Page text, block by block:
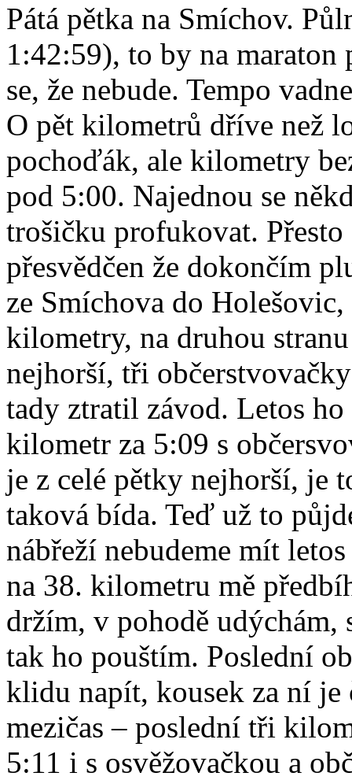
Pátá pětka na Smíchov.
1:42:59), to by na maraton
se, že nebude. Tempo
O pět kilometrů dříve než
pochoďák, ale kilometry
pod 5:00. Najednou se
trošičku profukovat.
přesvědčen že dokončím
ze Smíchova do
kilometry, na druhou
nejhorší, tři
tady ztratil závod. Letos
kilometr za 5:09 s
je z celé pětky nejhorší, je
taková bída. Teď už to
nábřeží nebudeme mít
na 38. kilometru mě
držím, v pohodě udýchám,
tak ho pouštím. Poslední
klidu napít, kousek za ní
mezičas – poslední tři
5:11 i s osvěžovačkou a